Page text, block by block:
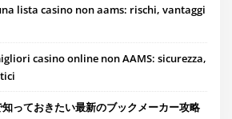
lista casino non aams: rischi, vantaggi
casino online non AAMS: sicurezza,
っておきたい最新のブックメーカー攻略